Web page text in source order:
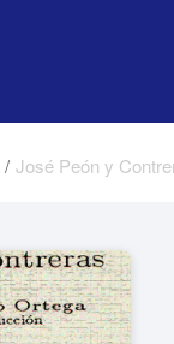
/ José Peón y